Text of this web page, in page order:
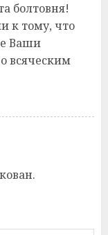
болтовня!
к тому, что
Ваши
всяческим